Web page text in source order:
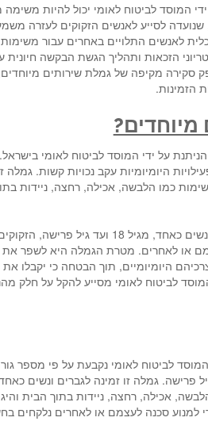
המוסד לביטוח לאומי יכול להיות
לסייע לאנשים הזקוקים לעזרה
לאנשים התלויים באחרים עבור
הזכאות ותהליך הגשת הבקשה
מקיפה של גמלת שירותים מיוחדים,
הזמינות.
על ידי המוסד לביטוח לאומי
היומיומיות עקב נכויות קשות. גמלה
כמו הלבשה, אכילה, רחצה, ניידות
הזכאים לגמלה יכולים להיות גברים ונשים כאחד,
או לאחרים. מטרת הגמלה היא לשפר את
היומיומיים, תוך הבטחה כי יקבלו
לביטוח לאומי מסייע להקל על חלק
לביטוח לאומי נקבעת על פי מספר
להיות בגילאי 18 ועד גיל פרישה. גמלה זו זמינה לגברים
אכילה, רחצה, ניידות בתוך הבית
סכנה לעצמם או לאחרים נלקחים